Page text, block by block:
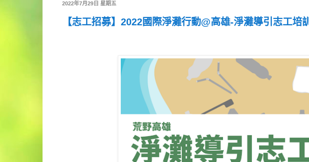
2022年7月29日 星期五
【志工招募】2022國際淨灘行動@高雄-淨灘導引志工培訓